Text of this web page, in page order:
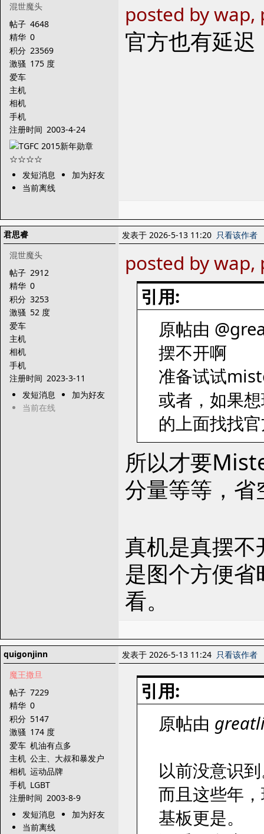
混世魔头
帖子 4648
精华 0
积分 23569
激骚 175 度
爱车
主机
相机
手机
注册时间 2003-4-24
发短消息
加为好友
当前离线
posted by
官方也有延
君思睿
混世魔头
帖子 2912
精华 0
积分 3253
激骚 52 度
爱车
主机
相机
手机
注册时间 2023-3-11
发短消息
加为好友
当前在线
发表于 2026-5-13 11:20 只看该作者
posted by
引用:
原帖由
摆不开啊
准备试试
或者，如果
的上面找找
所以才要
分量等等，省
真机是真摆
是图个方便
看。
quigonjinn
魔王撒旦
帖子 7229
精华 0
积分 5147
激骚 174 度
爱车 机油有点多
主机 公主、大叔和暴发户
相机 运动品牌
手机 LGBT
注册时间 2003-8-9
发短消息
加为好友
当前离线
发表于 2026-5-13 11:24 只看该作者
引用:
原帖由
以前没意识
而且这些年
基板更是。